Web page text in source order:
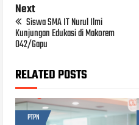
Next
Siswa SMA IT Nurul Ilmi
Kunjungan Edukasi di Makorem
042/Gapu
RELATED POSTS
PTPN